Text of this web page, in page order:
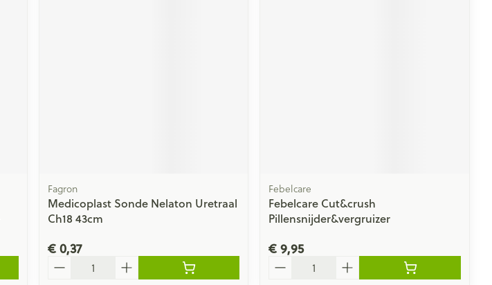
Fagron
Medicoplast Sonde Nelaton Uretraal
Ch18 43cm
€ 0,37
Febelcare
Febelcare Cut&crush
Pillensnijder&vergruizer
€ 9,95